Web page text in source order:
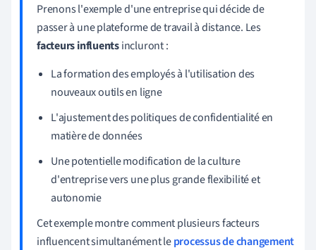
Prenons l'exemple d'une entreprise qui décide de
passer à une plateforme de travail à distance. Les
facteurs influentsincluront :
La formation des employés à l'utilisation des
nouveaux outils en ligne
L'ajustement des politiques de confidentialité en
matière de données
Une potentielle modification de la culture
d'entreprise vers une plus grande flexibilité et
autonomie
Cet exemple montre comment plusieurs facteurs
influencent simultanément leprocessus de changement